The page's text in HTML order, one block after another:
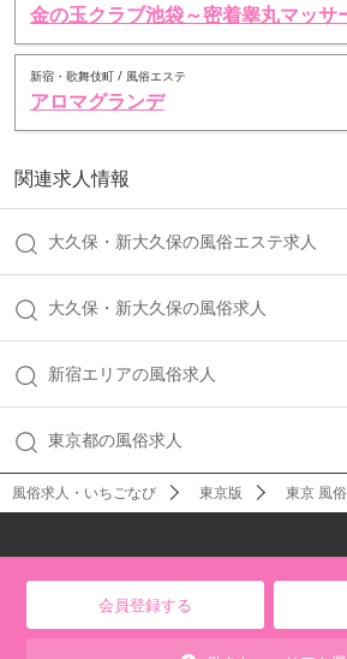
金の玉クラブ池袋～密着睾丸マッサ
新宿・歌舞伎町 / 風俗エステ
アロマグランデ
関連求人情報
大久保・新大久保の風俗エステ求人
大久保・新大久保の風俗求人
新宿エリアの風俗求人
東京都の風俗求人
風俗求人・いちごなび 東京版 東京 風
会員登録する